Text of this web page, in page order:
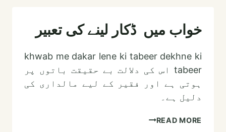
زدہ
کی
تعبیر
خواب میں ڈکار لینے کی تعبیر
khwab me dakar lene ki tabeer dekhne ki
tabeer اس کی دلالت بے حقیقت باتوں پر
ہوتی ہے اور فقیر کے لیے مالداری کی
دلیل ہے۔
READ MOREخواب